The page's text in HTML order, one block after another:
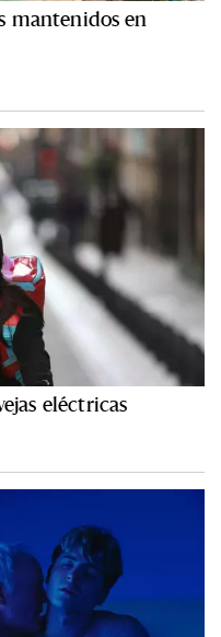
mantenidos en
eléctricas